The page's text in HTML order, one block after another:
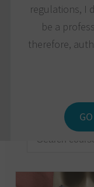
Course
regulations, I
be a
therefore,